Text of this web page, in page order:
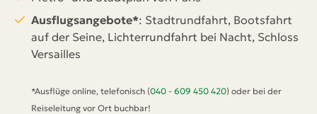
Ausflugsangebote*: Stadtrundfahrt, Bootsfahrt
auf der Seine, Lichterrundfahrt bei Nacht, Schloss
Versailles
*Ausflüge online, telefonisch (040 - 609 450 420) oder bei der
Reiseleitung vor Ort buchbar!